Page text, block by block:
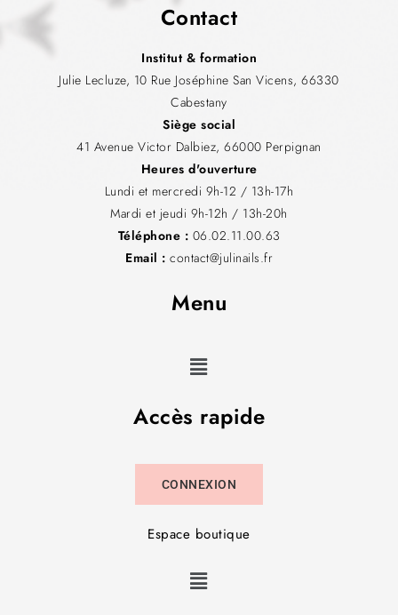
Contact
Institut & formation
Julie Lecluze, 10 Rue Joséphine San Vicens, 66330
Cabestany
Siège social
41 Avenue Victor Dalbiez, 66000 Perpignan
Heures d'ouverture
Lundi et mercredi 9h-12 / 13h-17h
Mardi et jeudi 9h-12h / 13h-20h
Téléphone : 06.02.11.00.63
Email : contact@julinails.fr
Menu
Accès rapide
CONNEXION
Espace boutique